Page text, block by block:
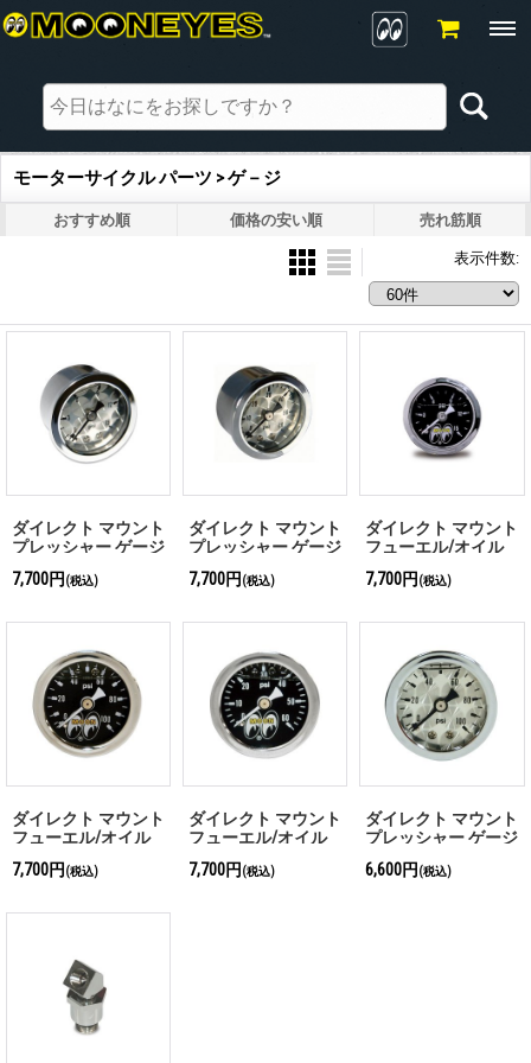
モーターサイクル パーツ > ゲ－ジ
おすすめ順 価格の安い順 売れ筋順
表示件数:
ダイレクト マウント
プレッシャー ゲージ
Face (0-15psi)
7,700円 (税込)
ダイレクト マウント
プレッシャー ゲージ
Face(0-60psi)
7,700円 (税込)
ダイレクト マウント
フューエル/オイル
(0-15psi)
7,700円 (税込)
ダイレクト マウント
フューエル/オイル
(0-100psi)
7,700円 (税込)
ダイレクト マウント
フューエル/オイル
(0-60psi)
7,700円 (税込)
ダイレクト マウント
プレッシャー ゲージ
Face(0-100psi)
6,600円 (税込)